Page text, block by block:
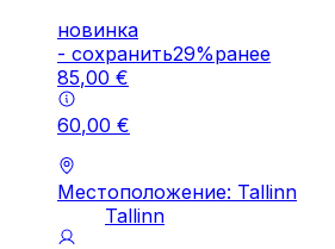
новинка
- cохранить29%ранее
85,00 €
60,00 €
Местоположение: Tallinn
Tallinn